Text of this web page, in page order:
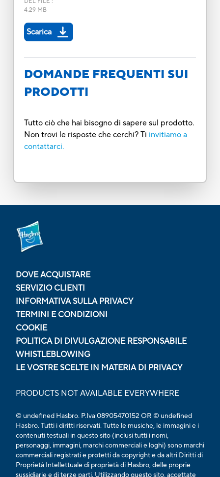
4.29 MB
Scarica
DOMANDE FREQUENTI SUI
PRODOTTI
Tutto ciò che hai bisogno di sapere sul prodotto.
Non trovi le risposte che cerchi? Ti invitiamo a
contattarci.
DOVE ACQUISTARE
SERVIZIO CLIENTI
INFORMATIVA SULLA PRIVACY
TERMINI E CONDIZIONI
COOKIE
POLITICA DI DIVULGAZIONE RESPONSABILE
WHISTLEBLOWING
LE VOSTRE SCELTE IN MATERIA DI PRIVACY
PRODUCTS NOT AVAILABLE EVERYWHERE
© undefined Hasbro. P.Iva 08905470152 OR © undefined
Hasbro. Tutti i diritti riservati. Tutte le musiche, le immagini e i
contenuti testuali in questo sito (inclusi tutti i nomi,
personaggi, immagini, marchi commerciali e loghi) sono marchi
commerciali registrati e protetti da copyright e da altri Diritti di
Proprietà Intellettuale di proprietà di Hasbro, delle proprie
sussidiarie e di terze parti. Utilizzando questo sito, accettate